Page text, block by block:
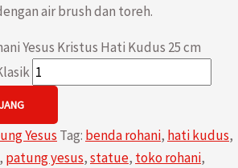
air brush dan toreh.
Yesus Kristus Hati Kudus 25 cm
Yesus Tag: benda rohani, hati kudus,
, patung yesus,statue, toko rohani,